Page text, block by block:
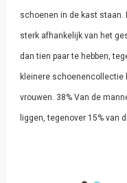
schoenen in de kast staan.
sterk afhankelijk van het
dan tien paar te hebben,
kleinere schoenencollectie
vrouwen. 38% Van de
liggen, tegenover 15% van